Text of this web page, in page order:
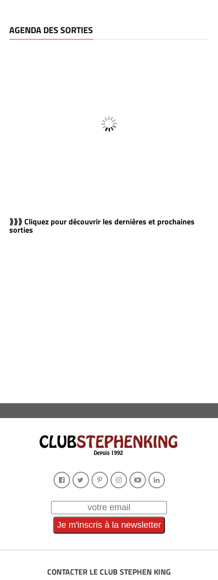
AGENDA DES SORTIES
⟫⟫⟫ Cliquez pour découvrir les dernières et prochaines
sorties
CONTACTER LE CLUB STEPHEN KING